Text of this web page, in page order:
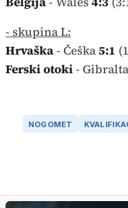
- skupina L:
Hrvaška- Češka5:1
Ferski otoki-
NOGOMET